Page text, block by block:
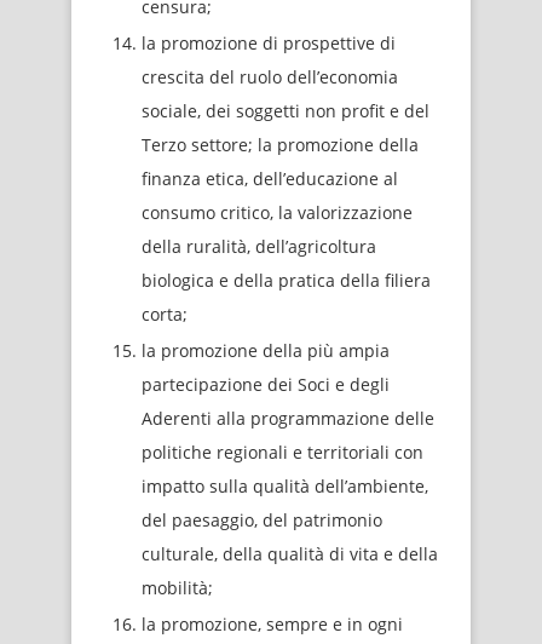
censura;
la promozione di prospettive di
crescita del ruolo dell’economia
sociale, dei soggetti non profit e del
Terzo settore; la promozione della
finanza etica, dell’educazione al
consumo critico, la valorizzazione
della ruralità, dell’agricoltura
biologica e della pratica della filiera
corta;
la promozione della più ampia
partecipazione dei Soci e degli
Aderenti alla programmazione delle
politiche regionali e territoriali con
impatto sulla qualità dell’ambiente,
del paesaggio, del patrimonio
culturale, della qualità di vita e della
mobilità;
la promozione, sempre e in ogni